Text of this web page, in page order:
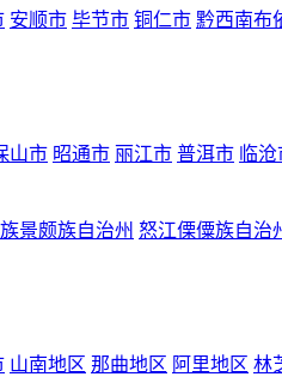
安顺市 毕节市 铜仁市 黔西南布
山市 昭通市 丽江市 普洱市 临
景颇族自治州 怒江傈僳族自治
山南地区 那曲地区 阿里地区 林